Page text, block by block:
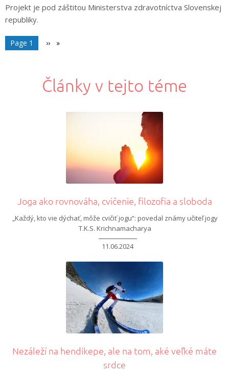
Projekt je pod záštitou Ministerstva zdravotníctva Slovenskej
republiky.
Stránkovanie
You're on
Page 1
Ďalšia
››
Články v tejto téme
Joga ako rovnováha, cvičenie, filozofia a sloboda
„Každý, kto vie dýchať, môže cvičiť jogu“: povedal známy učiteľ jogy
T.K.S. Krichnamacharya
11.06.2024
Nezáleží na hendikepe, ale na tom, aké veľké máte
srdce